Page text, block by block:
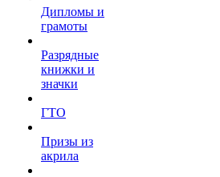
Дипломы и
грамоты
Разрядные
книжки и
значки
ГТО
Призы из
акрила